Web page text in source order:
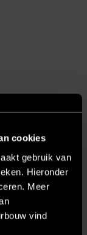
cookies
gebruik van
Hieronder
Meer
vind